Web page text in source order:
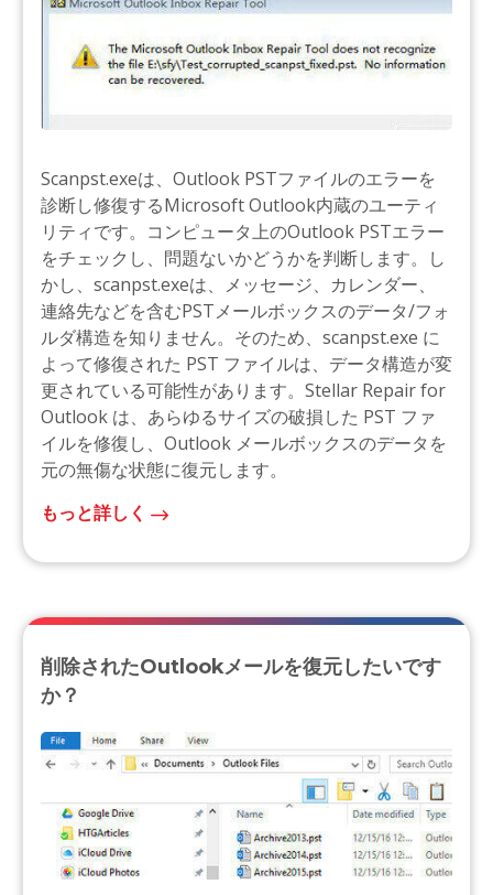
Scanpst.exeは、Outlook PSTファイルのエラーを
診断し修復するMicrosoft Outlook内蔵のユーティ
リティです。コンピュータ上のOutlook PSTエラー
をチェックし、問題ないかどうかを判断します。し
かし、scanpst.exeは、メッセージ、カレンダー、
連絡先などを含むPSTメールボックスのデータ/フォ
ルダ構造を知りません。そのため、scanpst.exe に
よって修復された PST ファイルは、データ構造が変
更されている可能性があります。Stellar Repair for
Outlook は、あらゆるサイズの破損した PST ファ
イルを修復し、Outlook メールボックスのデータを
元の無傷な状態に復元します。
もっと詳しく
削除されたOutlookメールを復元したいです
か？